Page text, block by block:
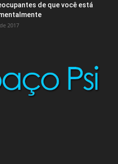
de que você está
2017